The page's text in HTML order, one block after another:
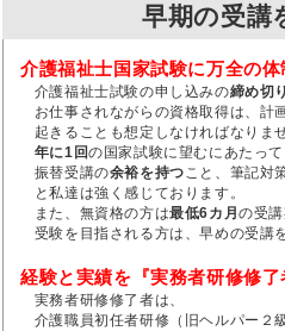
早期の受講
介護福祉士国家試験に万全の体
介護福祉士試験の申し込みの締め切
お仕事されながらの資格取得は、計
起きることも想定しなければなりま
年に1回の国家試験に望むにあたって
振替受講の余裕を持つこと、筆記対
と私達は強く感じております。
また、無資格の方は最低6カ月の受
受験を目指される方は、早めの受講
経験と実績を『実務者研修修了
実務者研修修了者は、
介護職員初任者研修（旧ヘルパー２